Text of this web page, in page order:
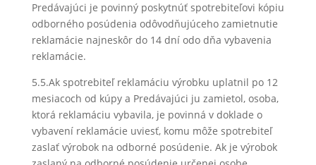
Predávajúci je povinný poskytnúť spotrebiteľovi kópiu
odborného posúdenia odôvodňujúceho zamietnutie
reklamácie najneskôr do 14 dní odo dňa vybavenia
reklamácie.
5.5.Ak spotrebiteľ reklamáciu výrobku uplatnil po 12
mesiacoch od kúpy a Predávajúci ju zamietol, osoba,
ktorá reklamáciu vybavila, je povinná v doklade o
vybavení reklamácie uviesť, komu môže spotrebiteľ
zaslať výrobok na odborné posúdenie. Ak je výrobok